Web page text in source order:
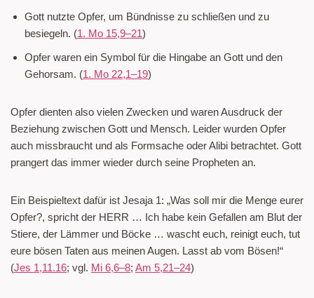
Gott nutzte Opfer, um Bündnisse zu schließen und zu
besiegeln. (1. Mo 15,9–21)
Opfer waren ein Symbol für die Hingabe an Gott und den
Gehorsam. (1. Mo 22,1–19)
Opfer dienten also vielen Zwecken und waren Ausdruck der
Beziehung zwischen Gott und Mensch. Leider wurden Opfer
auch missbraucht und als Formsache oder Alibi betrachtet. Gott
prangert das immer wieder durch seine Propheten an.
Ein Beispieltext dafür ist Jesaja 1: „Was soll mir die Menge eurer
Opfer?, spricht der HERR … Ich habe kein Gefallen am Blut der
Stiere, der Lämmer und Böcke … wascht euch, reinigt euch, tut
eure bösen Taten aus meinen Augen. Lasst ab vom Bösen!“
(Jes 1,11.16; vgl. Mi 6,6–8; Am 5,21–24)